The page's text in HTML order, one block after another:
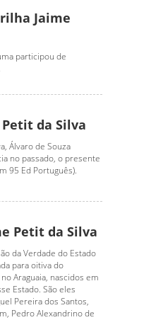
Jaime
participou de
da Silva
Álvaro de Souza
no passado, o presente
95 Ed Português).
Petit da Silva
da Verdade do Estado
para oitiva do
Araguaia, nascidos em
Estado. São eles
Pereira dos Santos,
Pedro Alexandrino de